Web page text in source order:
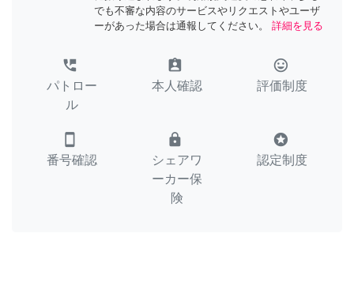
でも不審な内容のサービスやリクエストやユーザ
ーがあった場合は通報してください。
詳細を見る
perm_phone_msg
パトロー
ル
assignment_ind
本人確認
tag_faces
評価制度
smartphone
番号確認
lock
シェアワ
ーカー保
険
stars
認定制度